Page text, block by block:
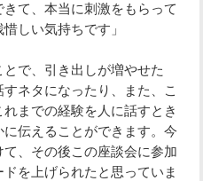
て、本当に刺激をもらって
しい気持ちです」
で、引き出しが増やせた
ネタになったり、また、こ
までの経験を人に話すとき
伝えることができます。今
、その後この座談会に参加
を上げられたと思っていま